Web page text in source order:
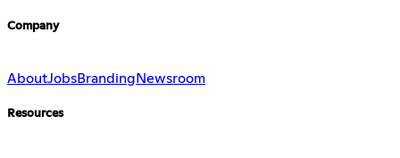
Company
AboutJobsBranding Newsroom
Resources